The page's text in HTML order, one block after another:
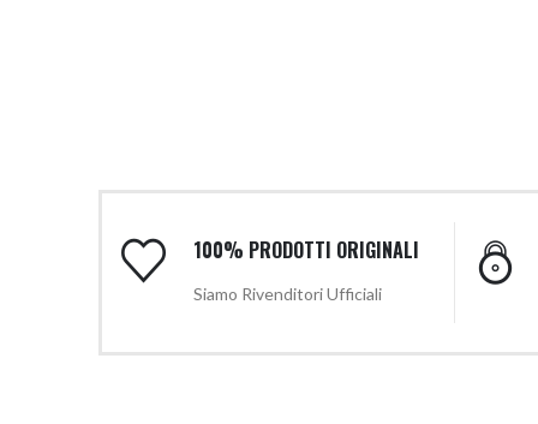
100% PRODOTTI ORIGINALI
Siamo Rivenditori Ufficiali